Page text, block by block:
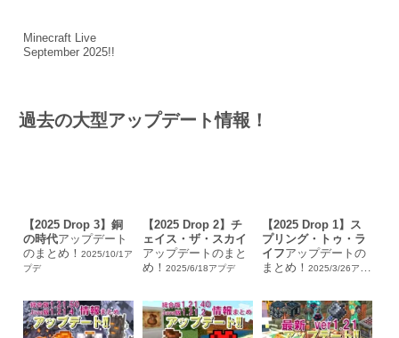
Minecraft Live
September 2025!!
過去の大型アップデート情報！
【2025 Drop 3】銅
の時代アップデート
のまとめ！ 2025/10/1ア
プデ
【2025 Drop 2】チ
ェイス・ザ・スカイ
アップデートのまと
め！ 2025/6/18アプデ
【2025 Drop 1】ス
プリング・トゥ・ラ
イフアップデートの
まとめ！ 2025/3/26アプ